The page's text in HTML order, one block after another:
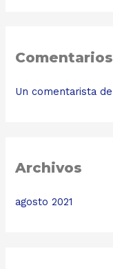
Un comentarista
Archivos
agosto 2021